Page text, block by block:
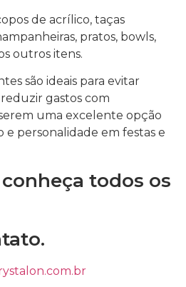
de acrílico, taças
pratos, bowls,
outros itens.
são ideais para evitar
gastos com
uma excelente opção
e personalidade em festas e
todos os